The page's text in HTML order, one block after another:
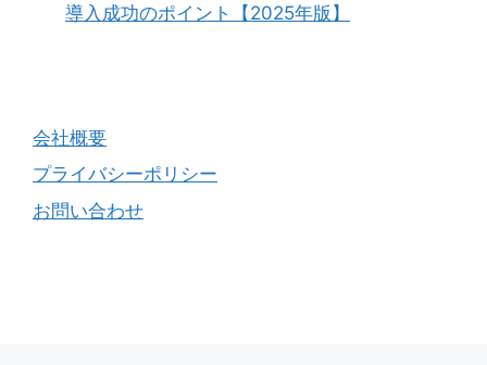
導入成功のポイント【2025年版】
会社概要
プライバシーポリシー
お問い合わせ